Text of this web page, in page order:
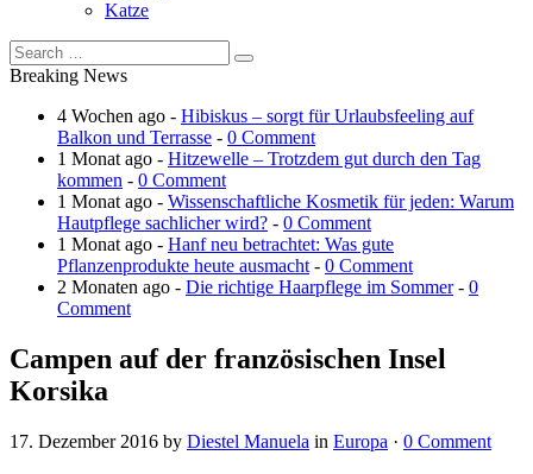
Katze
Breaking News
4 Wochen ago - Hibiskus – sorgt für Urlaubsfeeling auf
Balkon und Terrasse - 0 Comment
1 Monat ago - Hitzewelle – Trotzdem gut durch den Tag
kommen - 0 Comment
1 Monat ago - Wissenschaftliche Kosmetik für jeden: Warum
Hautpflege sachlicher wird? - 0 Comment
1 Monat ago - Hanf neu betrachtet: Was gute
Pflanzenprodukte heute ausmacht - 0 Comment
2 Monaten ago - Die richtige Haarpflege im Sommer- 0
Comment
Campen auf der französischen Insel
Korsika
17. Dezember 2016 by Diestel Manuela in Europa · 0 Comment